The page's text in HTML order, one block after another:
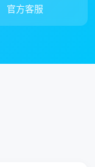
官方客服